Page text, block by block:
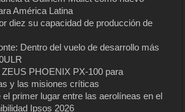
América Latina
diez su capacidad de producción de
Dentro del vuelo de desarrollo más
PHOENIX PX-100 para
y las misiones críticas
el primer lugar entre las aerolíneas en el
Ipsos 2026